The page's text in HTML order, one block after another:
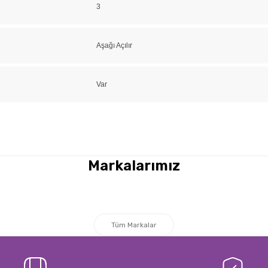
3
Aşağı Açılır
Var
Markalarımız
Tüm Markalar